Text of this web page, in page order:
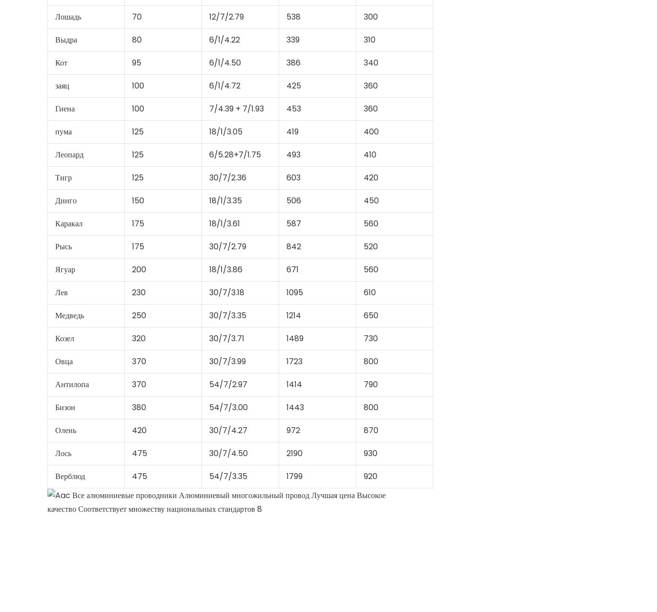
Лошадь 70 12/7/2.79 538 300
Выдра 80 6/1/4.22 339 310
Кот 95 6/1/4.50 386 340
заяц 100 6/1/4.72 425 360
Гиена 100 7/4.39 + 7/1.93 453 360
пума 125 18/1/3.05 419 400
Леопард 125 6/5.28+7/1.75 493 410
Тигр 125 30/7/2.36 603 420
Динго 150 18/1/3.35 506 450
Каракал 175 18/1/3.61 587 560
Рысь 175 30/7/2.79 842 520
Ягуар 200 18/1/3.86 671 560
Лев 230 30/7/3.18 1095 610
Медведь 250 30/7/3.35 1214 650
Козел 320 30/7/3.71 1489 730
Овца 370 30/7/3.99 1723 800
Антилопа 370 54/7/2.97 1414 790
Бизон 380 54/7/3.00 1443 800
Олень 420 30/7/4.27 972 870
Лось 475 30/7/4.50 2190 930
Верблюд 475 54/7/3.35 1799 920